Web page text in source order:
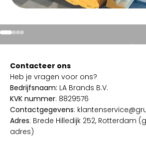
Naar artikel 1
Naar artikel 2
Naar artikel 3
Naar artikel 4
Contacteer ons
Heb je vragen voor ons?
Bedrijfsnaam: LA Brands B.V.
KVK nummer: 8829576
Contactgegevens:
Adres: Brede Hilledijk 252, Rotterdam
adres)